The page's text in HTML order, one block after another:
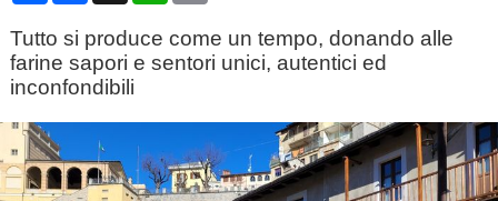
Tutto si produce come un tempo, donando alle
farine sapori e sentori unici, autentici ed
inconfondibili